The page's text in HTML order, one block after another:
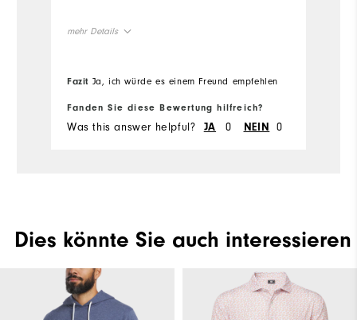
mehr Details
Runs Large
Fazit Ja, ich würde es einem Freund empfehlen
Fanden Sie diese Bewertung hilfreich?
Was this answer helpful? JA 0 NEIN 0
Dies könnte Sie auch interessieren